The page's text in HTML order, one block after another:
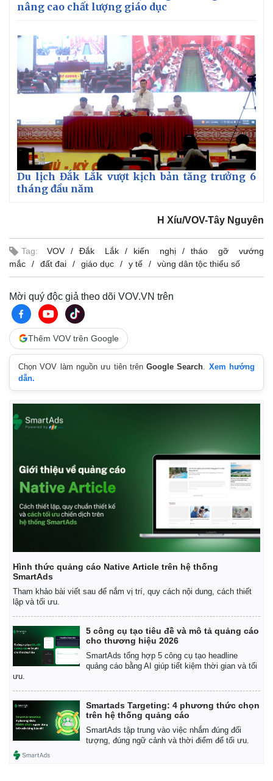
Vụ án
Tin nóng
Tư vấn luật
Quân sự - Quốc phòng
Vũ khí
Việt Nam
nâng cao chất lượng giáo dục
Du lịch Đắk Lắk vượt kịch bản tăng trưởng 6
tháng đầu năm
H Xíu/VOV-Tây Nguyên
Tag: VOV Đắk Lắk kiến nghị
tháo gỡ vướng
mắc
đất đai giáo dục y tế vùng dân tộc thiểu số
Mời quý độc giả theo dõi VOV.VN trên
Thêm VOV trên Google
Chọn VOV làm nguồn ưu tiên trênGoogle Search
Xem hướng
dẫn.
Hình thức quảng cáo Native Article trên hệ thống
SmartAds
Tham khảo bài viết sau để nắm vị trí, quy cách nội dung, cách thiết
lập và tối ưu.
5 công cụ tạo tiêu đề và mô tả quảng cáo
cho thương hiệu 2026
SmartAds tổng hợp 5 công cụ tạo headline
quảng cáo bằng AI giúp tiết kiệm thời gian và tối
ưu.
Smartads Targeting: 4 phương thức chọn
trên hệ thống quảng cáo
SmartAds tập trung vào việc nhắm đúng đối
tượng, đúng ngữ cảnh và thời điểm để tối ưu.